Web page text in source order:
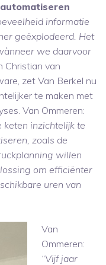
informatie
geëxplodeerd. Het
we daarvoor
Christian van
zet Van Berkel nu
te maken met
Van Ommeren:
keten inzichtelijk te
zoals de
willen
om efficiënter
uren van
Van
Ommeren:
“Vijf jaar